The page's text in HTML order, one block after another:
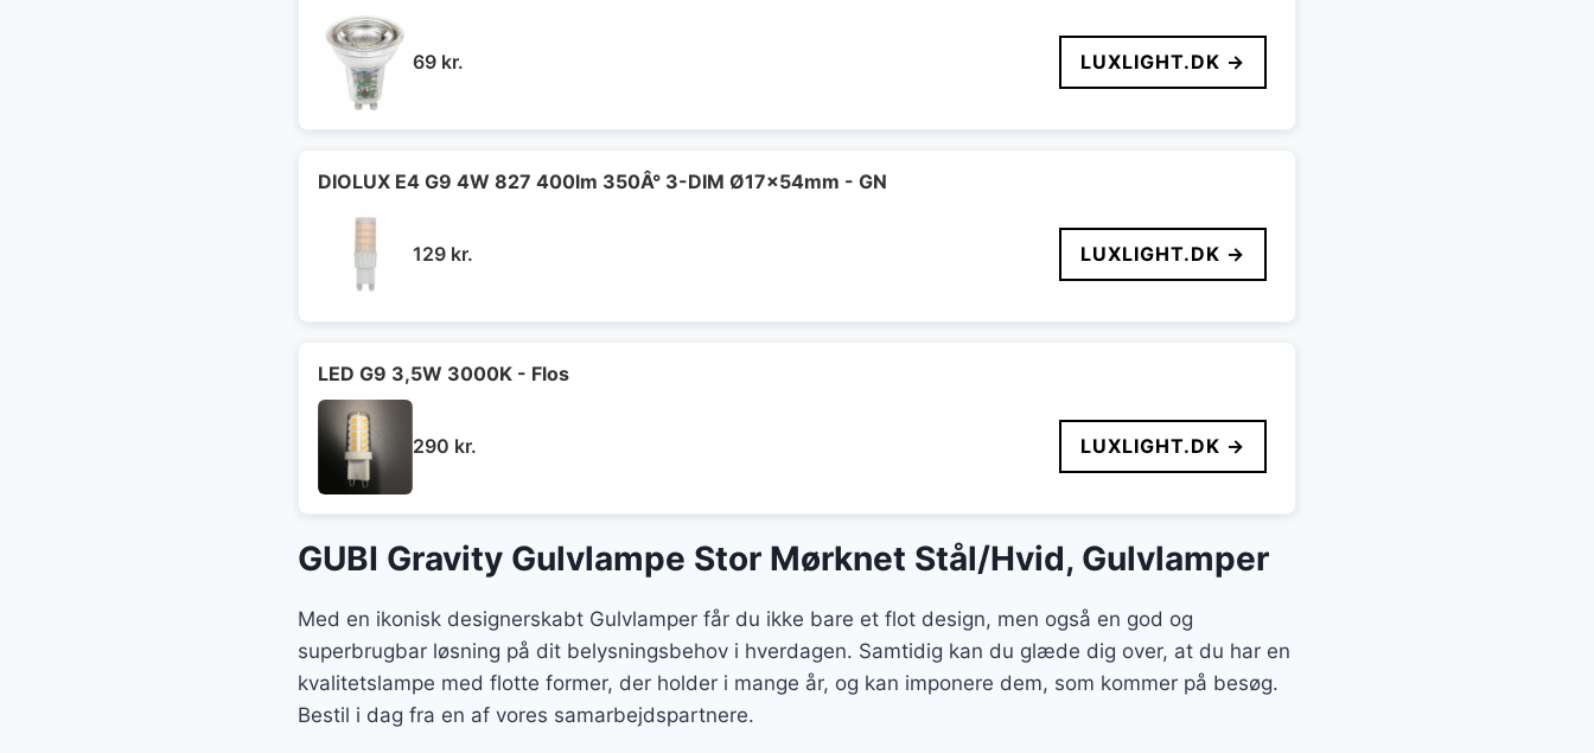
69 kr. LUXLIGHT.DK →
DIOLUX E4 G9 4W 827 400lm 350Â° 3-DIM Ø17x54mm - GN
129 kr. LUXLIGHT.DK →
LED G9 3,5W 3000K - Flos
290 kr. LUXLIGHT.DK →
GUBI Gravity Gulvlampe Stor Mørknet Stål/Hvid, Gulvlamper
Med en ikonisk designerskabt Gulvlamper får du ikke bare et flot design, men også en god og
superbrugbar løsning på dit belysningsbehov i hverdagen. Samtidig kan du glæde dig over, at du har en
kvalitetslampe med flotte former, der holder i mange år, og kan imponere dem, som kommer på besøg.
Bestil i dag fra en af vores samarbejdspartnere.